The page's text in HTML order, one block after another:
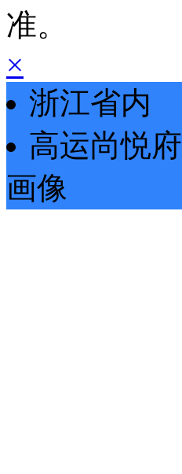
准。
×
浙江省内
高运尚悦府
画像